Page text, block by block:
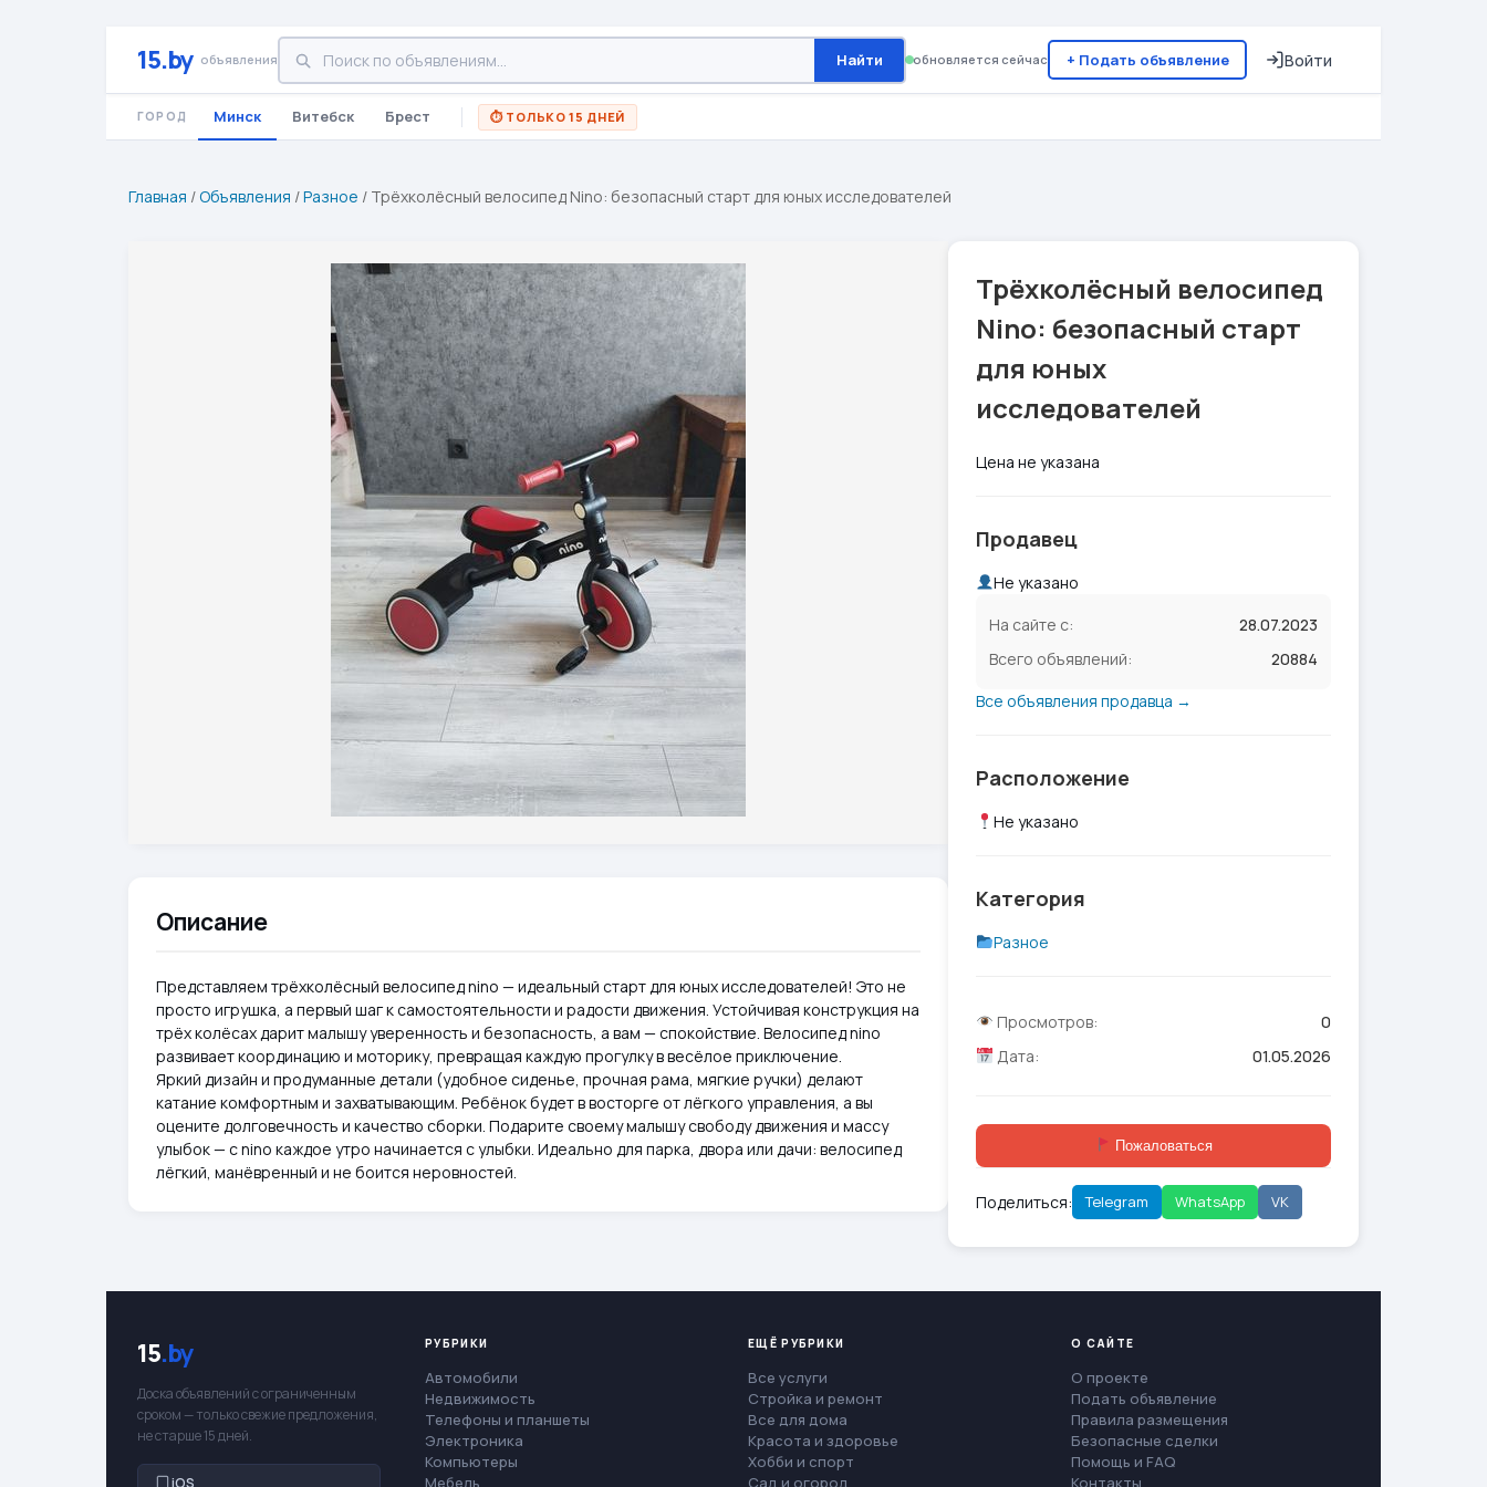
15.by объявления Найти обновляется сейчас + Подать объявление Войти
ГОРОД Минск Витебск Брест ⏱ ТОЛЬКО 15 ДНЕЙ
Главная /Объявления /Разное / Трёхколёсный велосипед Nino: безопасный старт для юных исследователей
Описание
Представляем трёхколёсный велосипед nino — идеальный старт для юных исследователей! Это не
просто игрушка, а первый шаг к самостоятельности и радости движения. Устойчивая конструкция на
трёх колёсах дарит малышу уверенность и безопасность, а вам — спокойствие. Велосипед nino
развивает координацию и моторику, превращая каждую прогулку в весёлое приключение.
Яркий дизайн и продуманные детали (удобное сиденье, прочная рама, мягкие ручки) делают
катание комфортным и захватывающим. Ребёнок будет в восторге от лёгкого управления, а вы
оцените долговечность и качество сборки. Подарите своему малышу свободу движения и массу
улыбок — с nino каждое утро начинается с улыбки. Идеально для парка, двора или дачи: велосипед
лёгкий, манёвренный и не боится неровностей.
Трёхколёсный велосипед
Nino: безопасный старт
для юных
исследователей
Цена не указана
Продавец
Не указано
На сайте с:
28.07.2023
Всего объявлений:
20884
Все объявления продавца →
Расположение
Не указано
Категория
Разное
Просмотров:
0
Дата:
01.05.2026
Пожаловаться
Поделиться: Telegram WhatsApp VK
15.by
Доска объявлений с ограниченным
сроком — только свежие предложения,
не старше 15 дней.
iOS
РУБРИКИ
Автомобили
Недвижимость
Телефоны и планшеты
Электроника
Компьютеры
Мебель
ЕЩЁ РУБРИКИ
Все услуги
Стройка и ремонт
Все для дома
Красота и здоровье
Хобби и спорт
Сад и огород
О САЙТЕ
О проекте
Подать объявление
Правила размещения
Безопасные сделки
Помощь и FAQ
Контакты